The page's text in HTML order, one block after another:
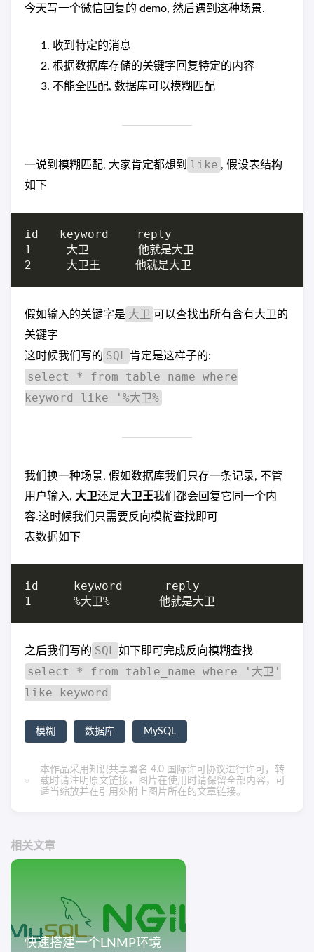
今天写一个微信回复的 demo, 然后遇到这种场景.
收到特定的消息
根据数据库存储的关键字回复特定的内容
不能全匹配, 数据库可以模糊匹配
一说到模糊匹配, 大家肯定都想到 like , 假设表结构
如下
id   keyword    reply
1     大卫       他就是大卫
假如输入的关键字是 大卫 可以查找出所有含有大卫的
关键字
这时候我们写的 SQL 肯定是这样子的:
select * from table_name where
keyword like '%大卫%
我们换一种场景, 假如数据库我们只存一条记录, 不管
用户输入, 大卫还是大卫王我们都会回复它同一个内
容.这时候我们只需要反向模糊查找即可
表数据如下
id     keyword      reply
之后我们写的 SQL 如下即可完成反向模糊查找
select * from table_name where '大卫'
like keyword
模糊 数据库 MySQL
本作品采用知识共享署名 4.0 国际许可协议进行许可，转
载时请注明原文链接，图片在使用时请保留全部内容，可
适当缩放并在引用处附上图片所在的文章链接。
相关文章
快速搭建一个LNMP环境